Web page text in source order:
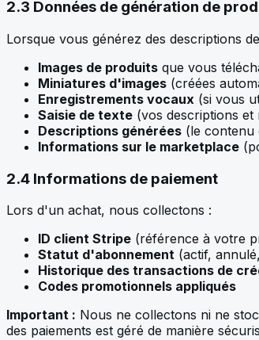
2.3 Données de génération de
Lorsque vous générez des descriptions
Images de produits que vous
Miniatures d'images (créées
Enregistrements vocaux (si vous
Saisie de texte (vos descriptions et
Descriptions générées (le contenu
Informations sur le marketplace
2.4 Informations de paiement
Lors d'un achat, nous collectons :
ID client Stripe (référence à votre
Statut d'abonnement (actif,
Historique des transactions de
Codes promotionnels appliqués
Important : Nous ne collectons ni ne
des paiements est géré de manière